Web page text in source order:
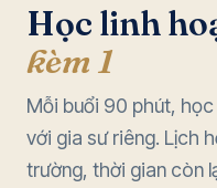
Học linh
kèm 1
Mỗi buổi 90 phút, học
với gia sư riêng. Lịch
trường, thời gian còn